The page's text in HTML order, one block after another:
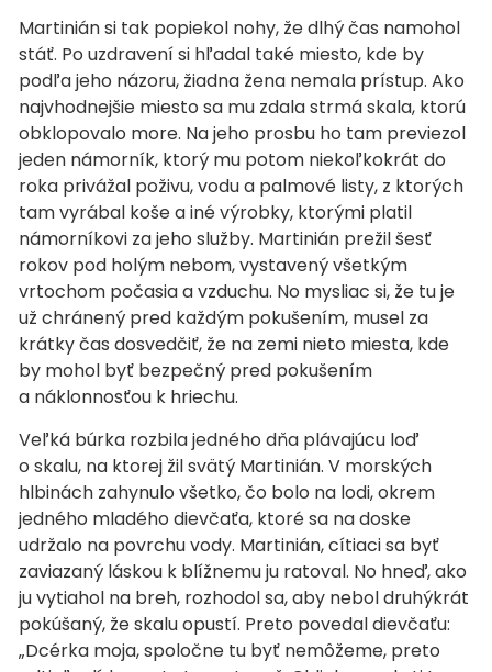
Martinián si tak popiekol nohy, že dlhý čas namohol
stáť. Po uzdravení si hľadal také miesto, kde by
podľa jeho názoru, žiadna žena nemala prístup. Ako
najvhodnejšie miesto sa mu zdala strmá skala, ktorú
obklopovalo more. Na jeho prosbu ho tam previezol
jeden námorník, ktorý mu potom niekoľkokrát do
roka privážal poživu, vodu a palmové listy, z ktorých
tam vyrábal koše a iné výrobky, ktorými platil
námorníkovi za jeho služby. Martinián prežil šesť
rokov pod holým nebom, vystavený všetkým
vrtochom počasia a vzduchu. No mysliac si, že tu je
už chránený pred každým pokušením, musel za
krátky čas dosvedčiť, že na zemi nieto miesta, kde
by mohol byť bezpečný pred pokušením
a náklonnosťou k hriechu.
Veľká búrka rozbila jedného dňa plávajúcu loď
o skalu, na ktorej žil svätý Martinián. V morských
hlbinách zahynulo všetko, čo bolo na lodi, okrem
jedného mladého dievčaťa, ktoré sa na doske
udržalo na povrchu vody. Martinián, cítiaci sa byť
zaviazaný láskou k blížnemu ju ratoval. No hneď, ako
ju vytiahol na breh, rozhodol sa, aby nebol druhýkrát
pokúšaný, že skalu opustí. Preto povedal dievčaťu:
„Dcérka moja, spoločne tu byť nemôžeme, preto